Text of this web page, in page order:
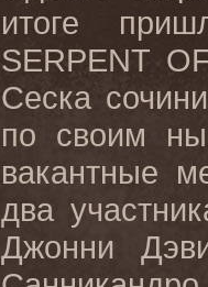
итоге
SERPENT
Сеска
по своим
вакантные
два
Джонни